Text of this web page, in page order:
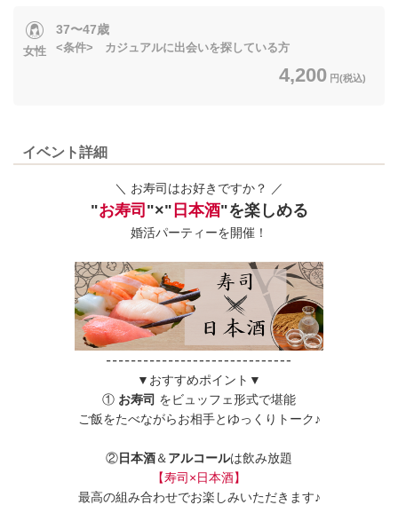
女性
37〜47歳
<条件> カジュアルに出会いを探している方
4,200 円(税込)
イベント詳細
＼ お寿司はお好きですか？ ／
"お寿司 "×" 日本酒"を楽しめる
婚活パーティーを開催！
▼おすすめポイント▼
① お寿司 をビュッフェ形式で堪能
ご飯をたべながらお相手とゆっくりトーク♪
②日本酒＆ アルコールは飲み放題
【寿司×日本酒】
最高の組み合わせでお楽しみいただきます♪